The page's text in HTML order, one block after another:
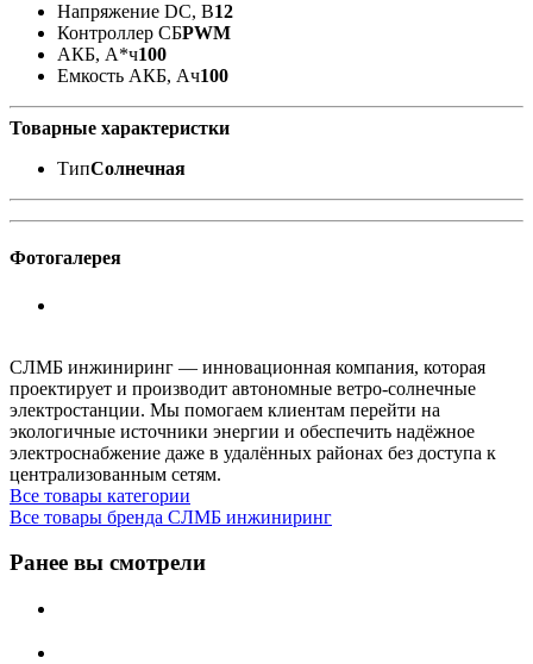
Напряжение DC, В12
Контроллер СБPWM
АКБ, А*ч100
Емкость АКБ, Ач100
Товарные характеристки
ТипСолнечная
Фотогалерея
СЛМБ инжиниринг — инновационная компания, которая
проектирует и производит автономные ветро‑солнечные
электростанции. Мы помогаем клиентам перейти на
экологичные источники энергии и обеспечить надёжное
электроснабжение даже в удалённых районах без доступа к
централизованным сетям.
Все товары категории
Все товары бренда СЛМБ инжиниринг
Ранее вы смотрели